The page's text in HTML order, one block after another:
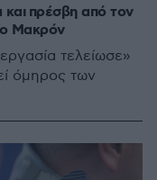
πρέσβη από τον
ο Μακρόν
τελείωσε»
όμηρος των